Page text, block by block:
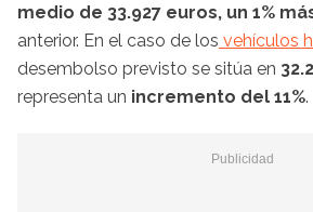
medio de 33.927 euros, un 1%
anterior. En el caso de los vehículos
desembolso previsto se sitúa en
representa un incremento del 11%.